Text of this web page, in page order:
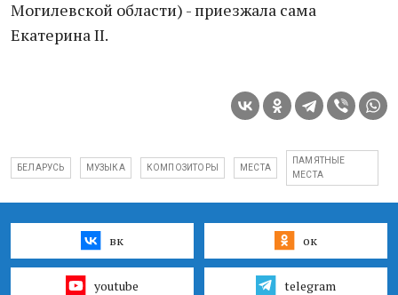
Могилевской области) - приезжала сама
Екатерина II.
БЕЛАРУСЬ МУЗЫКА КОМПОЗИТОРЫ МЕСТА
ПАМЯТНЫЕ
МЕСТА
вк ок
youtube telegram